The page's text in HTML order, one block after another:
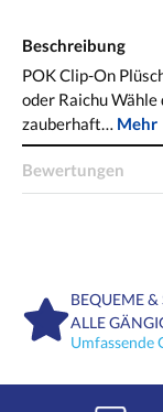
Beschreibung
POK Clip-On
oder Raichu
zauberhaft… Mehr
Bewertungen
BEQUEME
ALLE